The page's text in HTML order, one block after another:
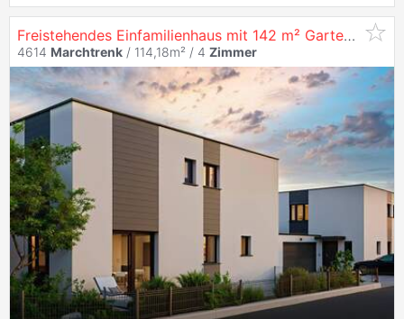
Freistehendes Einfamilienhaus mit 142 m² Garten –
4614 Marchtrenk / 114,18m² / 4 Zimmer